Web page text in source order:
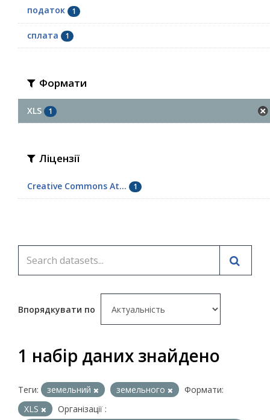
податок 1
сплата 1
Формати
XLS 1
Ліцензії
Creative Commons At... 1
Впорядкувати по
1 набір даних знайдено
Теги: земельний земельного
Формати:
XLS
Організації :